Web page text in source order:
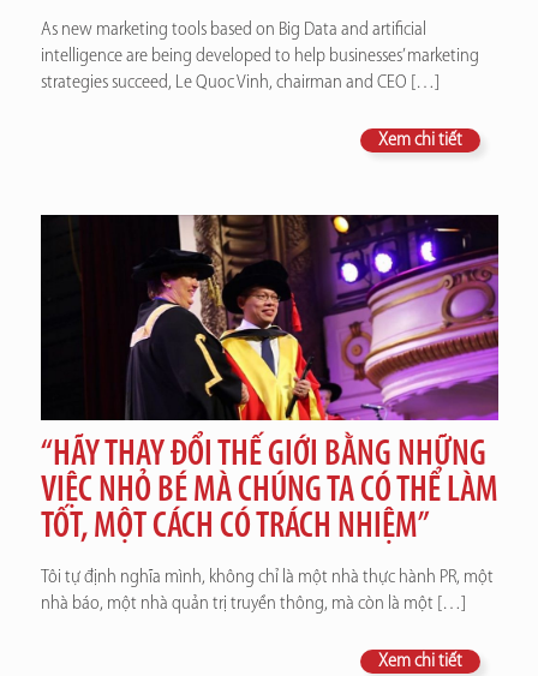
As new marketing tools based on Big Data and artificial
intelligence are being developed to help businesses’ marketing
strategies succeed, Le Quoc Vinh, chairman and CEO […]
Xem chi tiết
“HÃY THAY ĐỔI THẾ GIỚI BẰNG NHỮNG
VIỆC NHỎ BÉ MÀ CHÚNG TA CÓ THỂ LÀM
TỐT, MỘT CÁCH CÓ TRÁCH NHIỆM”
Tôi tự định nghĩa mình, không chỉ là một nhà thực hành PR, một
nhà báo, một nhà quản trị truyền thông, mà còn là một […]
Xem chi tiết